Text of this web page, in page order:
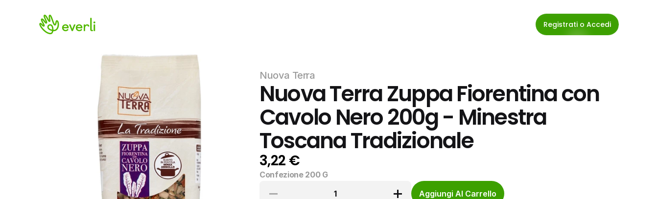
Registrati o Accedi
Nuova Terra
Nuova Terra Zuppa Fiorentina con
Cavolo Nero 200g - Minestra
Toscana Tradizionale
3,22 €
Confezione 200 G
1
Aggiungi Al Carrello